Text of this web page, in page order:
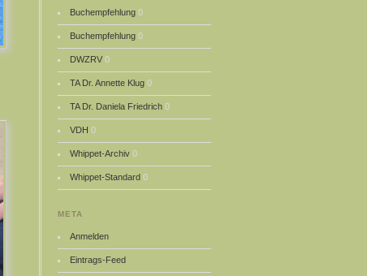
Buchempfehlung0
Buchempfehlung0
DWZRV0
TA Dr. Annette Klug0
TA Dr. Daniela Friedrich0
VDH 0
Whippet-Archiv0
Whippet-Standard0
META
Anmelden
Eintrags-Feed